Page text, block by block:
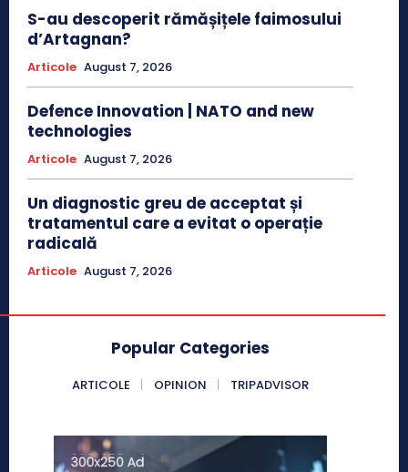
S-au descoperit rămășițele faimosului
d’Artagnan?
Articole August 7, 2026
Defence Innovation | NATO and new
technologies
Articole August 7, 2026
Un diagnostic greu de acceptat și
tratamentul care a evitat o operație
radicală
Articole August 7, 2026
Popular Categories
ARTICOLE OPINION TRIPADVISOR